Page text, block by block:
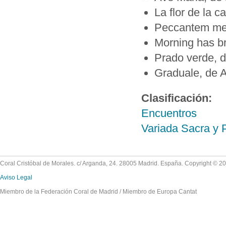
La flor de la
Morning has
Prado
Graduale, de
Clasificación:
Encuentros
Variada Sacra y
Coral Cristóbal de Morales. c/ Arganda, 24. 28005 Madrid. España. Copyright ©
Aviso Legal
Miembro de la Federación Coral de Madrid / Miembro de Europa Cantat